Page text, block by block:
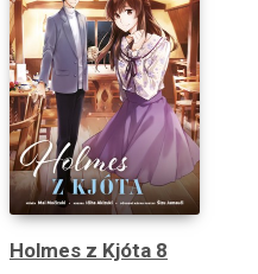
Holmes z Kjóta 8